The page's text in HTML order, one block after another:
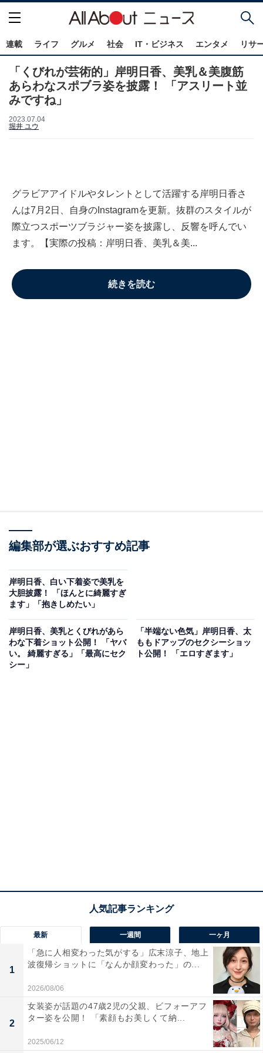
連載 ライフ グルメ 社会 IT・ビジネス エンタメ リサ
「くびれが芸術的」岸明日香、美乳＆美腹筋
あらわなスポブラ姿を披露！ 「アスリート並
みですね」
2023.07.04
堀井 ユウ
グラビアアイドルやタレントとして活躍する岸明日香さ
んは7月2日、自身のInstagramを更新。抜群のスタイルが
際立つスポーツブラジャー姿を披露し、反響を呼んでい
ます。【実際の投稿：岸明日香、美乳＆美...
続きを読む
編集部が選ぶおすすめ記事
岸明日香、白い下着姿で美乳を
大胆披露！ 「ほんとに綺麗すぎ
ます」「抱きしめたい」
岸明日香、美乳とくびれがあら
わな下着ショット公開！ 「ヤバ
い。 綺麗すぎる」「最高にセク
シー」
「半端ない色気」岸明日香、太
ももドアップのセクシーショッ
ト公開！ 「エロすぎます」
最新 一週間 一ヶ月
1
「急に人相変わった気がする」広末涼子、地上
波復帰ショットに「なんか顔変わった」の...
2026/08/06
2
女装姿が話題の47歳2児の父親、ビフォーアフ
ター姿を公開！ 「素顔もお美しくて納...
2025/06/12